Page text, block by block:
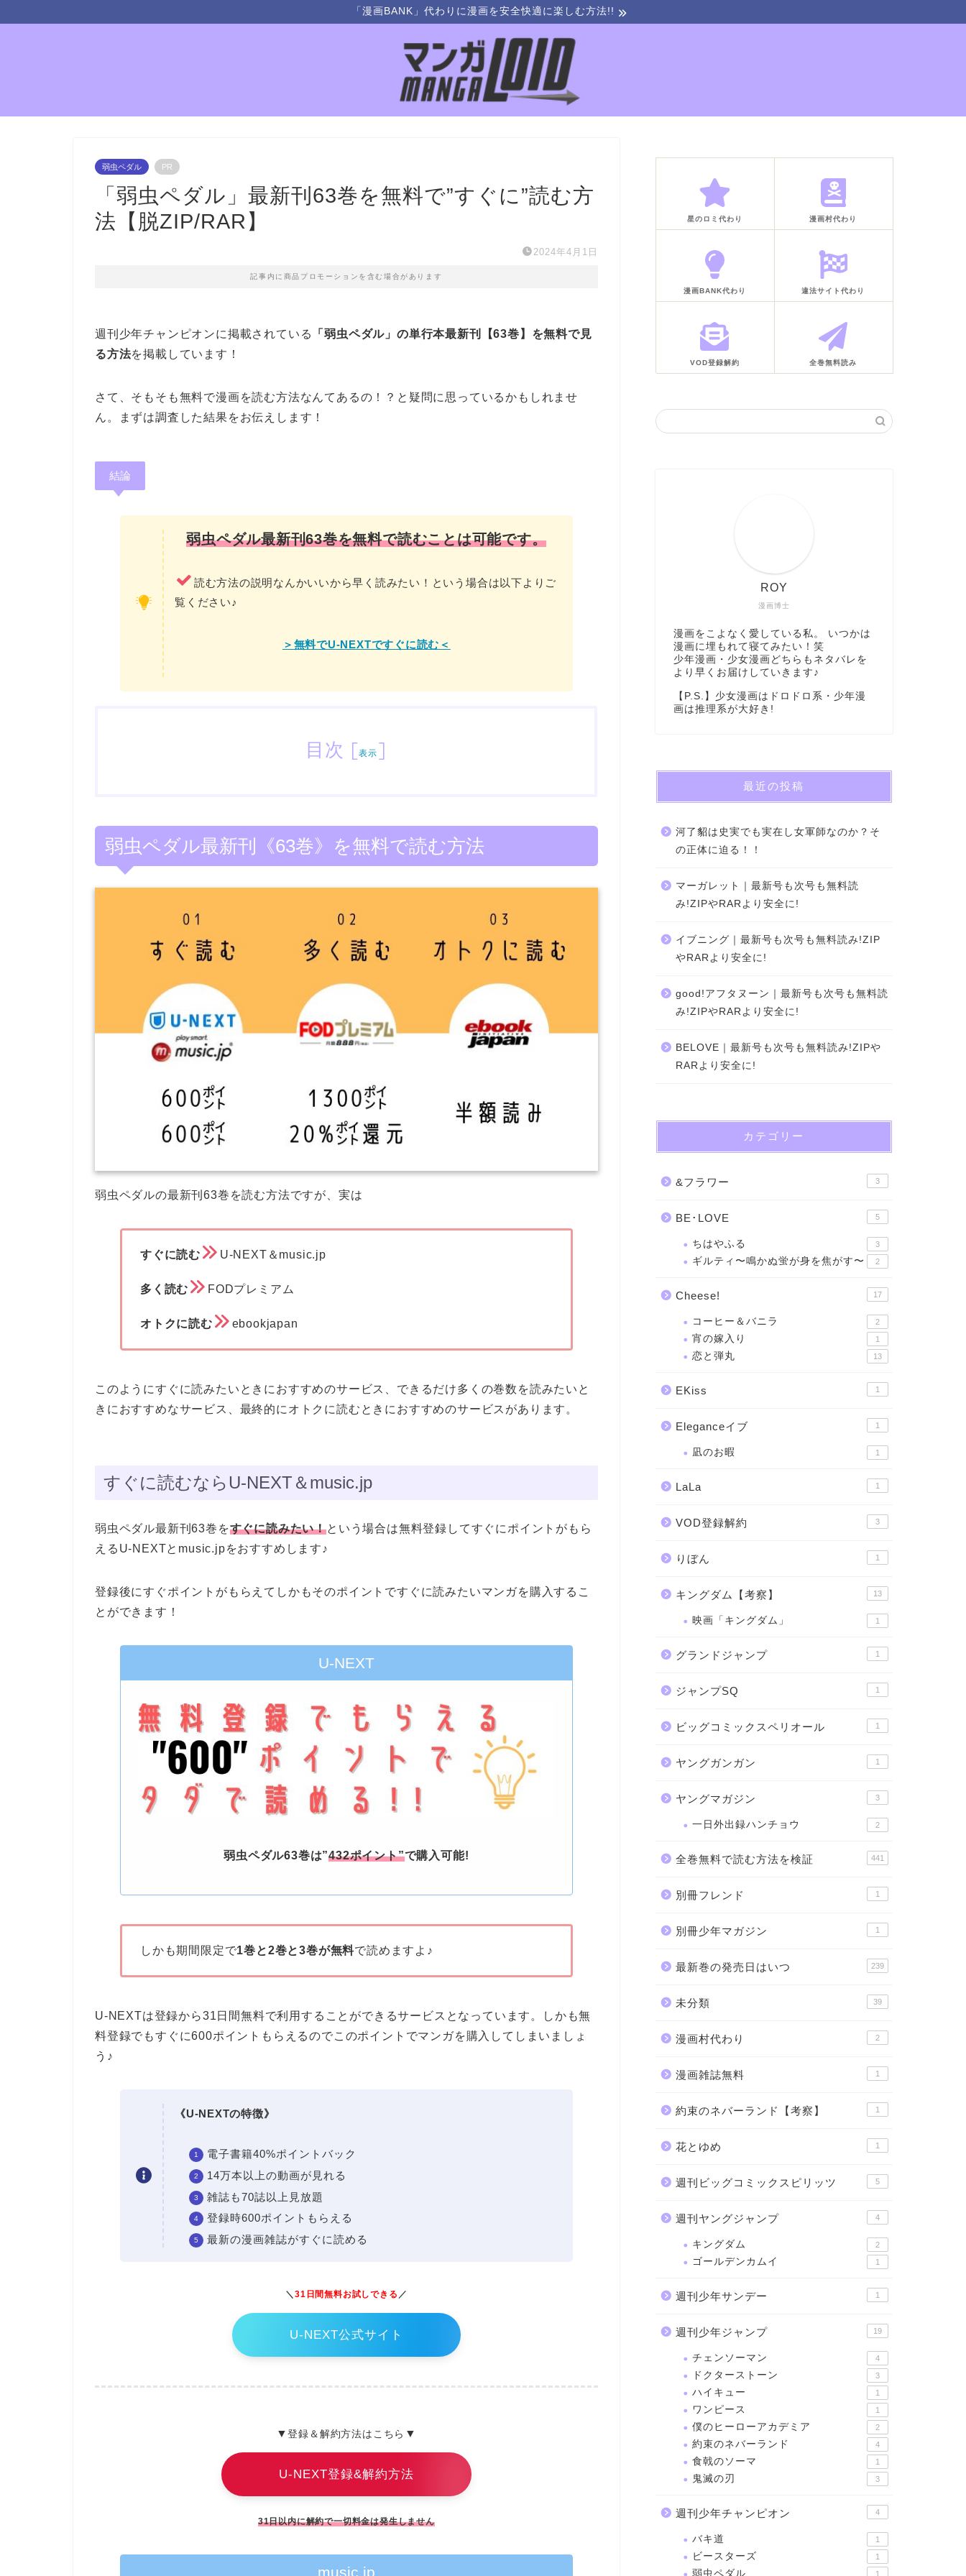
「漫画BANK」代わりに漫画を安全快適に楽しむ方法!!
弱虫ペダル PR
「弱虫ペダル」最新刊63巻を無料で”すぐに”読む方
法【脱ZIP/RAR】
2024年4月1日
記事内に商品プロモーションを含む場合があります
週刊少年チャンピオンに掲載されている
「弱虫ペダル」の単行本最新刊【63巻】を無料で見
る方法を掲載しています！
さて、そもそも無料で漫画を読む方法なんてあるの！？と疑問に思っているかもしれませ
ん。まずは調査した結果をお伝えします！
結論
弱虫ペダル最新刊63巻を無料で読むことは可能です。
読む方法の説明なんかいいから早く読みたい！という場合は以下よりご
覧ください♪
＞無料でU-NEXTですぐに読む＜
目次 [表示 ]
弱虫ペダル最新刊《63巻》を無料で読む方法
弱虫ペダルの最新刊63巻を読む方法ですが、実は
すぐに読む U-NEXT＆music.jp
多く読む FODプレミアム
オトクに読む ebookjapan
このようにすぐに読みたいときにおすすめのサービス、できるだけ多くの巻数を読みたいと
きにおすすめなサービス、最終的にオトクに読むときにおすすめのサービスがあります。
すぐに読むならU-NEXT＆music.jp
弱虫ペダル最新刊63巻をすぐに読みたい！という場合は無料登録してすぐにポイントがもら
えるU-NEXTとmusic.jpをおすすめします♪
登録後にすぐポイントがもらえてしかもそのポイントですぐに読みたいマンガを購入するこ
とができます！
U-NEXT
弱虫ペダル63巻は”432ポイント”で購入可能!
しかも期間限定で1巻と2巻と3巻が無料で読めますよ♪
U-NEXTは登録から31日間無料で利用することができるサービスとなっています。しかも無
料登録でもすぐに600ポイントもらえるのでこのポイントでマンガを購入してしまいましょ
う♪
《U-NEXTの特徴》
電子書籍40%ポイントバック
14万本以上の動画が見れる
雑誌も70誌以上見放題
登録時600ポイントもらえる
最新の漫画雑誌がすぐに読める
＼31日間無料お試しできる ／
U-NEXT公式サイト
▼登録＆解約方法はこちら ▼
U-NEXT登録&解約方法
31日以内に解約で一切料金は発生しません
music.jp
星のロミ代わり 漫画村代わり
漫画BANK代わり 違法サイト代わり
VOD登録解約 全巻無料読み
漫画博士
ROY
漫画をこよなく愛している私。 いつかは
漫画に埋もれて寝てみたい！笑
少年漫画・少女漫画どちらもネタバレを
より早くお届けしていきます♪
【P.S.】少女漫画はドロドロ系・少年漫
画は推理系が大好き!
最近の投稿
河了貂は史実でも実在し女軍師なのか？そ
の正体に迫る！！
マーガレット｜最新号も次号も無料読
み!ZIPやRARより安全に!
イブニング｜最新号も次号も無料読み!ZIP
やRARより安全に!
good!アフタヌーン｜最新号も次号も無料読
み!ZIPやRARより安全に!
BELOVE｜最新号も次号も無料読み!ZIPや
RARより安全に!
カテゴリー
&フラワー 3
BE･LOVE 5
ちはやふる 3
ギルティ〜鳴かぬ蛍が身を焦がす〜 2
Cheese! 17
コーヒー＆バニラ 2
宵の嫁入り 1
恋と弾丸 13
EKiss 1
Eleganceイブ 1
凪のお暇 1
LaLa 1
VOD登録解約 3
りぼん 1
キングダム【考察】 13
映画「キングダム」 1
グランドジャンプ 1
ジャンプSQ 1
ビッグコミックスペリオール 1
ヤングガンガン 1
ヤングマガジン 3
一日外出録ハンチョウ 2
全巻無料で読む方法を検証 441
別冊フレンド 1
別冊少年マガジン 1
最新巻の発売日はいつ 239
未分類 39
漫画村代わり 2
漫画雑誌無料 1
約束のネバーランド【考察】 1
花とゆめ 1
週刊ビッグコミックスピリッツ 5
週刊ヤングジャンプ 4
キングダム 2
ゴールデンカムイ 1
週刊少年サンデー 1
週刊少年ジャンプ 19
チェンソーマン 4
ドクターストーン 3
ハイキュー 1
ワンピース 1
僕のヒーローアカデミア 2
約束のネバーランド 4
食戟のソーマ 1
鬼滅の刃 3
週刊少年チャンピオン 4
バキ道 1
ビースターズ 1
弱虫ペダル 1